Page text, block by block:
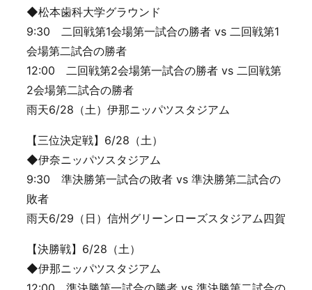
◆松本歯科大学グラウンド
9:30 二回戦第1会場第一試合の勝者 vs 二回戦第1
会場第二試合の勝者
12:00 二回戦第2会場第一試合の勝者 vs 二回戦第
2会場第二試合の勝者
雨天6/28（土）伊那ニッパツスタジアム
【三位決定戦】6/28（土）
◆伊奈ニッパツスタジアム
9:30 準決勝第一試合の敗者 vs 準決勝第二試合の
敗者
雨天6/29（日）信州グリーンローズスタジアム四賀
【決勝戦】6/28（土）
◆伊那ニッパツスタジアム